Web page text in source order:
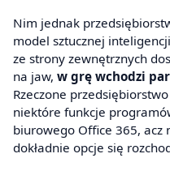
Nim jednak
model sztucznej
ze strony zewnętrznych
na jaw, w grę wchodzi
Rzeczone
niektóre funkcje
biurowego Office 365, acz
dokładnie opcje się